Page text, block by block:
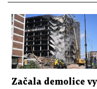
Začala demolice